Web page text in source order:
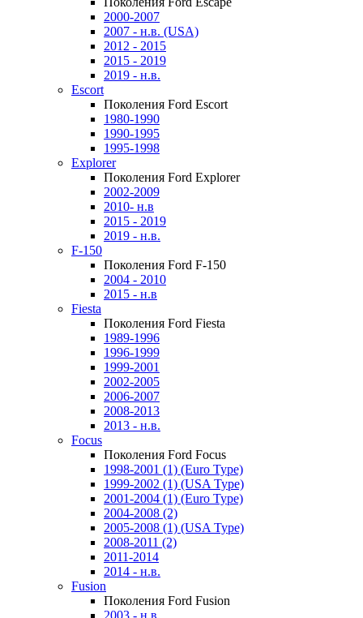
2000-2007
2007 - н.в. (USA)
2012 - 2015
2015 - 2019
2019 - н.в.
Escort
Поколения Ford Escort
1980-1990
1990-1995
1995-1998
Explorer
Поколения Ford Explorer
2002-2009
2010- н.в
2015 - 2019
2019 - н.в.
F-150
Поколения Ford F-150
2004 - 2010
2015 - н.в
Fiesta
Поколения Ford Fiesta
1989-1996
1996-1999
1999-2001
2002-2005
2006-2007
2008-2013
2013 - н.в.
Focus
Поколения Ford Focus
1998-2001 (1) (Euro Type)
1999-2002 (1) (USA Type)
2001-2004 (1) (Euro Type)
2004-2008 (2)
2005-2008 (1) (USA Type)
2008-2011 (2)
2011-2014
2014 - н.в.
Fusion
Поколения Ford Fusion
2003 - н.в.